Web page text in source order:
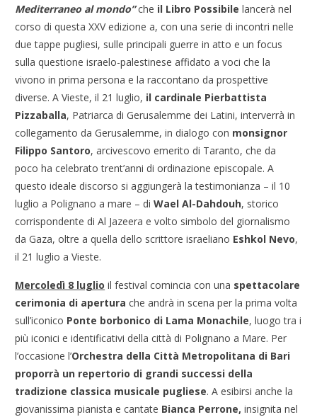
Mediterraneo al mondo”che il Libro Possibilelancerà nel
corso di questa XXV edizione a, con una serie di incontri nelle
due tappe pugliesi, sulle principali guerre in atto e un focus
sulla questione israelo-palestinese affidato a voci che la
vivono in prima persona e la raccontano da prospettive
diverse. A Vieste, il 21 luglio, il cardinale Pierbattista
Pizzaballa, Patriarca di Gerusalemme dei Latini, interverrà in
collegamento da Gerusalemme, in dialogo con monsignor
Filippo Santoro, arcivescovo emerito di Taranto, che da
poco ha celebrato trent’anni di ordinazione episcopale. A
questo ideale discorso si aggiungerà la testimonianza – il 10
luglio a Polignano a mare – diWael Al-Dahdouh, storico
corrispondente di Al Jazeera e volto simbolo del giornalismo
da Gaza, oltre a quella dello scrittore israeliano Eshkol Nevo,
il 21 luglio a Vieste.
Mercoledì 8 luglio il festival comincia con una spettacolare
cerimonia di apertura che andrà in scena per la prima volta
sull’iconico Ponte borbonico di Lama Monachile, luogo tra i
più iconici e identificativi della città di Polignano a Mare. Per
l’occasione l’Orchestra della Città Metropolitana di Bari
proporrà un repertorio di grandi successi della
tradizione classica musicale pugliese. A esibirsi anche la
giovanissima pianista e cantate Bianca Perrone,insignita nel